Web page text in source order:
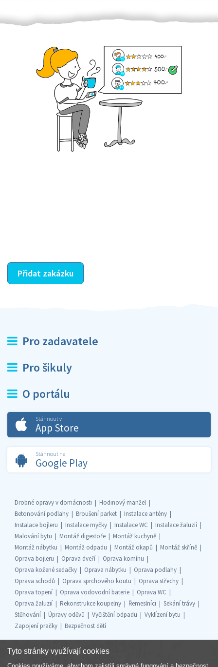
Přidat zakázku
Pro zadavatele
Pro šikuly
O portálu
Stáhnout v
App Store
Stáhnout na
Google Play
Drobné opravy v domácnosti
Hodinový manžel
Betonování podlahy
Broušení parket
Instalace antény
Instalace bojleru
Instalace myčky Instalace WC
Instalace žaluzií
Malování bytu
Montáž digestoře
Montáž kuchyně
Montáž nábytku
Montáž odpadu Montáž okapů
Montáž skříně
Oprava bojleru
Oprava dveří
Oprava komínu
Oprava kožené sedačky
Oprava nábytku
Oprava podlahy
Oprava schodů
Oprava sprchového koutu
Oprava střechy
Oprava topení
Oprava vodovodní baterie
Oprava WC
Oprava žaluzií
Rekonstrukce koupelny Řemeslníci
Sekání trávy
Stěhování
Úpravy oděvů Vyčištění odpadu
Vyklízení bytu
Zapojení pračky
Bezpečnost dětí
Tyto stránky využívají cookies